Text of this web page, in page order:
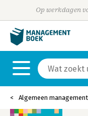
Op werkdagen
Algemeen management